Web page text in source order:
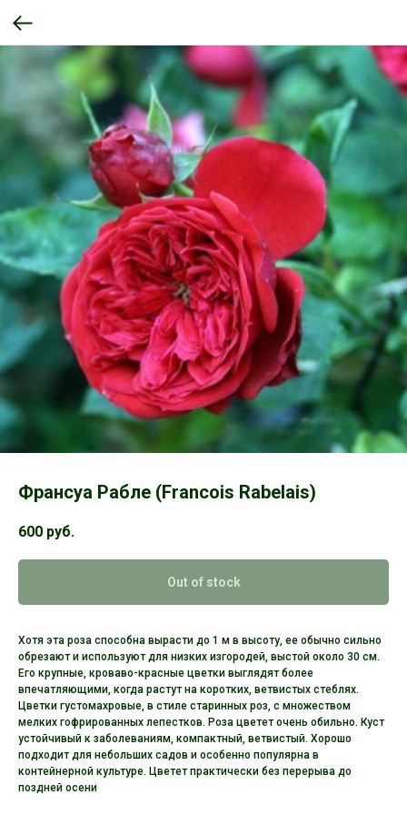
Франсуа Рабле (Francois Rabelais)
600 руб.
Out of stock
Хотя эта роза способна вырасти до 1 м в высоту, ее обычно сильно
обрезают и используют для низких изгородей, выстой около 30 см.
Его крупные, кроваво-красные цветки выглядят более
впечатляющими, когда растут на коротких, ветвистых стеблях.
Цветки густомахровые, в стиле старинных роз, с множеством
мелких гофрированных лепестков. Роза цветет очень обильно. Куст
устойчивый к заболеваниям, компактный, ветвистый. Хорошо
подходит для небольших садов и особенно популярна в
контейнерной культуре. Цветет практически без перерыва до
поздней осени